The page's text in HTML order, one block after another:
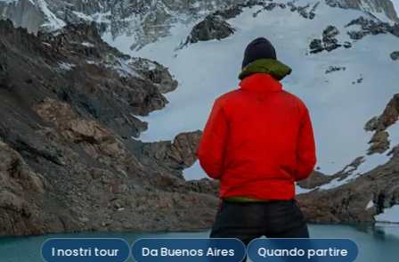
I nostri tour Da Buenos Aires
Quando partire